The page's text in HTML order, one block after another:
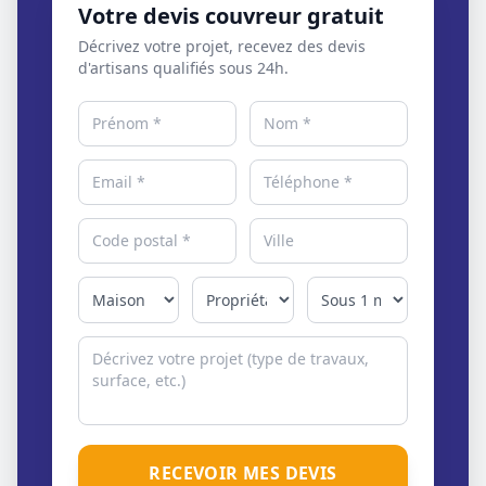
Votre devis couvreur gratuit
Décrivez votre projet, recevez des devis
d'artisans qualifiés sous 24h.
RECEVOIR MES DEVIS